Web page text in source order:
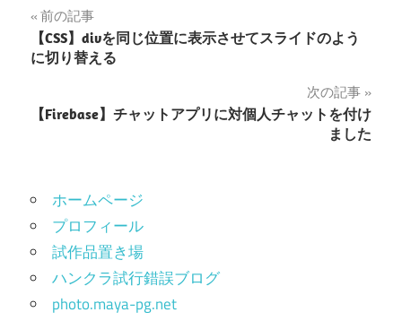
投
稿
ビ
ー
シ
ョ
ン
前の記事
【CSS】divを同じ位置に表示させてスライドのよう
に切り替える
次の記事
【Firebase】チャットアプリに対個人チャットを付け
ました
ホームページ
プロフィール
試作品置き場
ハンクラ試行錯誤ブログ
photo.maya-pg.net